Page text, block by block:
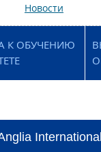
Новости
К ОБУЧЕНИЮ